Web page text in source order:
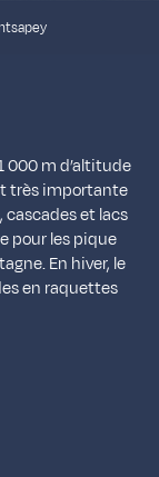
000 m d’altitude
très importante
et lacs
pour les pique
En hiver, le
en raquettes